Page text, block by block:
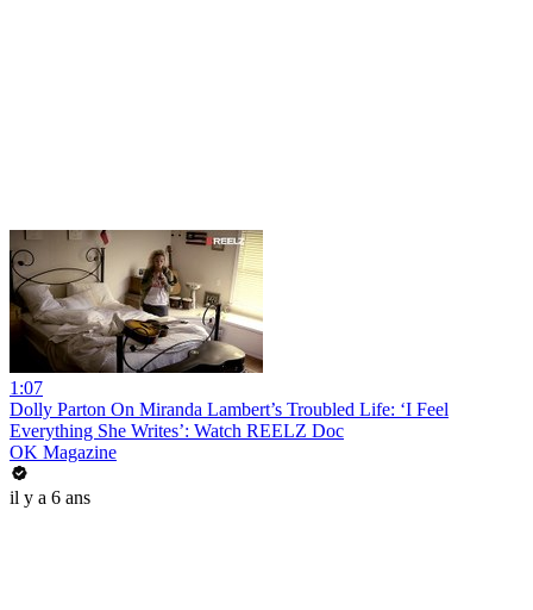
1:07
Dolly Parton On Miranda Lambert’s Troubled Life: ‘I Feel
Everything She Writes’: Watch REELZ Doc
OK Magazine
il y a 6 ans